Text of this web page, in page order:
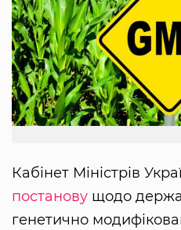
Кабінет Міністрів
постанову щодо
генетично